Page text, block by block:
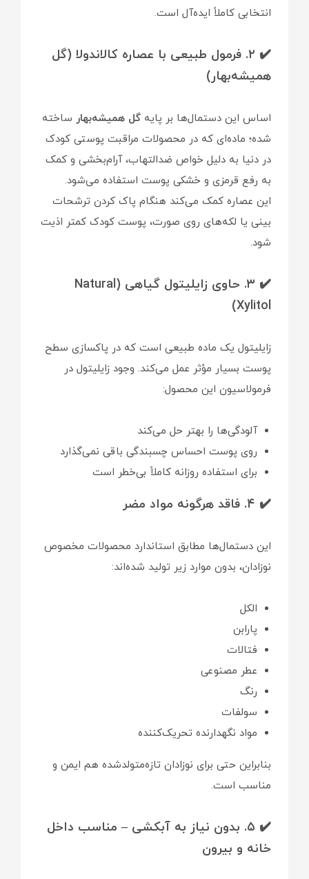
انتخابی کاملاً ایده‌آل است.
✔️ ۲. فرمول طبیعی با عصاره کالاندولا (گل
همیشه‌بهار)
اساس این دستمال‌ها بر پایه گل همیشه‌بهار ساخته
شده؛ ماده‌ای که در محصولات مراقبت پوستی کودک
در دنیا به دلیل خواص ضدالتهاب، آرام‌بخشی و کمک
به رفع قرمزی و خشکی پوست استفاده می‌شود.
این عصاره کمک می‌کند هنگام پاک کردن ترشحات
بینی یا لکه‌های روی صورت، پوست کودک کمتر اذیت
شود.
✔️ ۳. حاوی زایلیتول گیاهی (Natural
Xylitol)
زایلیتول یک ماده طبیعی است که در پاکسازی سطح
پوست بسیار مؤثر عمل می‌کند. وجود زایلیتول در
فرمولاسیون این محصول:
آلودگی‌ها را بهتر حل می‌کند
روی پوست احساس چسبندگی باقی نمی‌گذارد
برای استفاده روزانه کاملاً بی‌خطر است
✔️ ۴. فاقد هرگونه مواد مضر
این دستمال‌ها مطابق استاندارد محصولات مخصوص
نوزادان، بدون موارد زیر تولید شده‌اند:
الکل
پارابن
فتالات
عطر مصنوعی
رنگ
سولفات
مواد نگهدارنده تحریک‌کننده
بنابراین حتی برای نوزادان تازه‌متولدشده هم ایمن و
مناسب است.
✔️ ۵. بدون نیاز به آبکشی – مناسب داخل
خانه و بیرون